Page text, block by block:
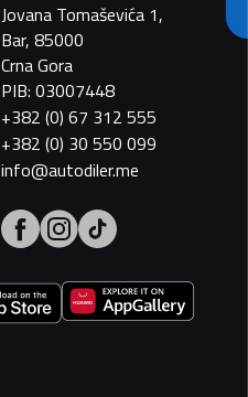
Jovana Tomaševića 1,
Bar, 85000
Crna Gora
PIB: 03007448
+382 (0) 67 312 555
+382 (0) 30 550 099
info@autodiler.me